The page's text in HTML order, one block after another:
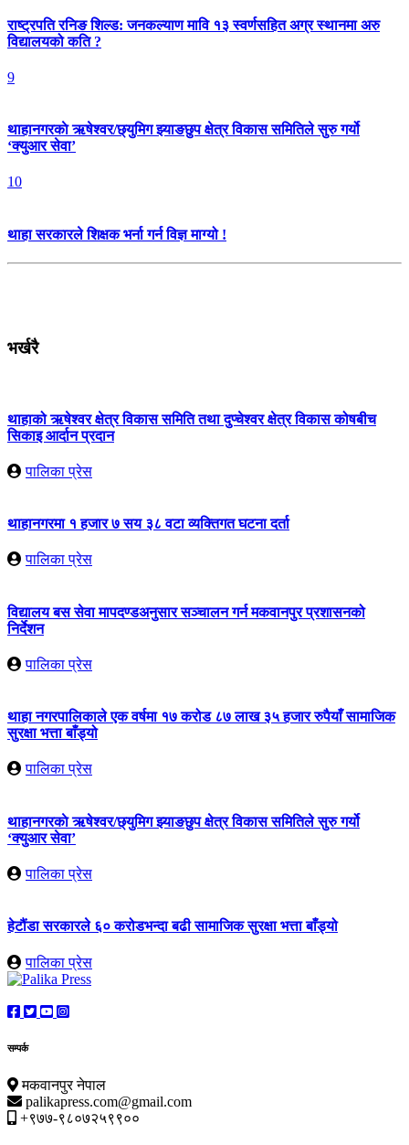
राष्ट्रपति रनिङ शिल्ड: जनकल्याण मावि १३ स्वर्णसहित अग्र स्थानमा अरु
विद्यालयको कति ?
9
थाहानगरकाे ऋषेश्वर/छ्युमिग झ्याङछुप क्षेत्र विकास समितिले सुरु गर्यो
‘क्युआर सेवा’
10
थाहा सरकारले शिक्षक भर्ना गर्न विज्ञ माग्यो !
भर्खरै
थाहाको ऋषेश्वर क्षेत्र विकास समिति तथा दुप्चेश्वर क्षेत्र विकास कोषबीच
सिकाइ आर्दान प्रदान
पालिका प्रेस
थाहानगरमा १ हजार ७ सय ३८ वटा व्यक्तिगत घटना दर्ता
पालिका प्रेस
विद्यालय बस सेवा मापदण्डअनुसार सञ्चालन गर्न मकवानपुर प्रशासनको
निर्देशन
पालिका प्रेस
थाहा नगरपालिकाले एक वर्षमा १७ करोड ८७ लाख ३५ हजार रुपैयाँ सामाजिक
सुरक्षा भत्ता बाँड्यो
पालिका प्रेस
थाहानगरकाे ऋषेश्वर/छ्युमिग झ्याङछुप क्षेत्र विकास समितिले सुरु गर्यो
‘क्युआर सेवा’
पालिका प्रेस
हेटौंडा सरकारले ६० करोडभन्दा बढी सामाजिक सुरक्षा भत्ता बाँड्यो
पालिका प्रेस
सम्पर्क
मकवानपुर नेपाल
palikapress.com@gmail.com
+९७७-९८०७२५९९००